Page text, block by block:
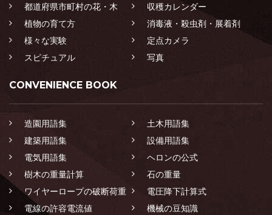
都道府県市町村の花・木
収穫カレンダー
植物の育て方
消毒液・殺虫剤・展着剤
様々な実験
定点カメラ
スピチュアル
写真
CONVENIENCE BOOK
造園用語集
土木用語集
建築用語集
設備用語集
電気用語集
ヘロンの公式
樹木の重量計算
石の重量
ワイヤーロープの破断荷重
電圧降下計算式
電線の許容電流値
機械の豆知識